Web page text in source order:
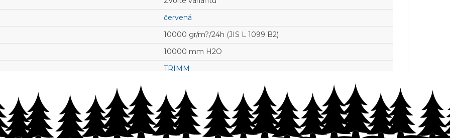
červená
10000 gr/m?/24h (JIS L 1099 B2)
10000 mm H2O
TRIMM